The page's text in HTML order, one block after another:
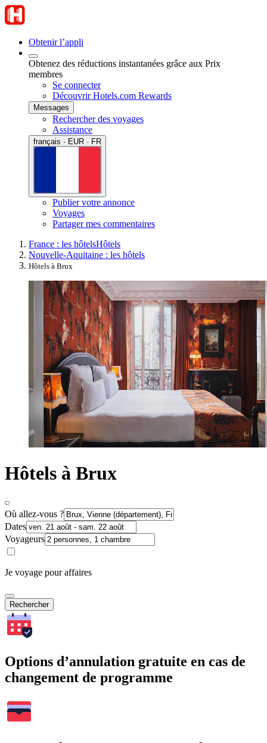
Obtenir l’appli
Obtenez des réductions instantanées grâce aux Prix
membres
Se connecter
Découvrir Hotels.com Rewards
Messages
Rechercher des voyages
Assistance
français · EUR · FR
Publier votre annonce
Voyages
Partager mes commentaires
France : les hôtelsHôtels
Nouvelle-Aquitaine : les hôtels
Hôtels à Brux
Hôtels à Brux
Où allez-vous ?
Dates
Voyageurs
Je voyage pour affaires
Rechercher
Options d’annulation gratuite en cas de
changement de programme